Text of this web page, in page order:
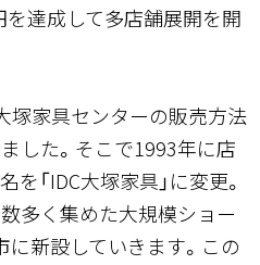
達成して多店舗展開を開
塚家具センターの販売方法
した。そこで1993年に店
「IDC大塚家具」に変更。
多く集めた大規模ショー
に新設していきます。この